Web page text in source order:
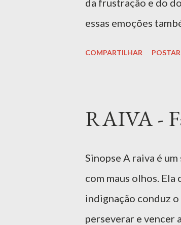
Gonçalves Ferreira
desafiadora, ...
da frustração e do
essas emoções
EI Ler livro ACESSO
Livro | Amazon
Gonçalves Ferreira,
sentimentos mais
COMPARTILHAR
RAIVA -
Sinopse A raiva é
com maus olhos. Ela
indignação conduz
perseverar e vencer